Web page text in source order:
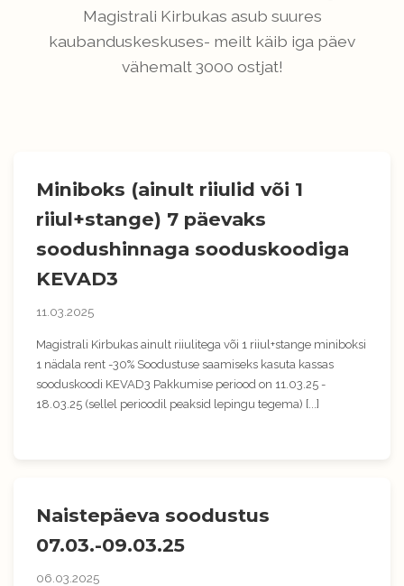
Magistrali Kirbukas asub suures
kaubanduskeskuses- meilt käib iga päev
vähemalt 3000 ostjat!
Miniboks (ainult riiulid või 1
riiul+stange) 7 päevaks
soodushinnaga sooduskoodiga
KEVAD3
11.03.2025
Magistrali Kirbukas ainult riiulitega või 1 riiul+stange miniboksi
1 nädala rent -30% Soodustuse saamiseks kasuta kassas
sooduskoodi KEVAD3 Pakkumise periood on 11.03.25 -
18.03.25 (sellel perioodil peaksid lepingu tegema) [...]
Naistepäeva soodustus
07.03.-09.03.25
06.03.2025